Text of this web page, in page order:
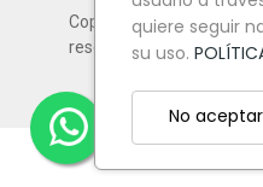
Copyright ©
reservados.
quiere seguir
su uso.
No aceptar